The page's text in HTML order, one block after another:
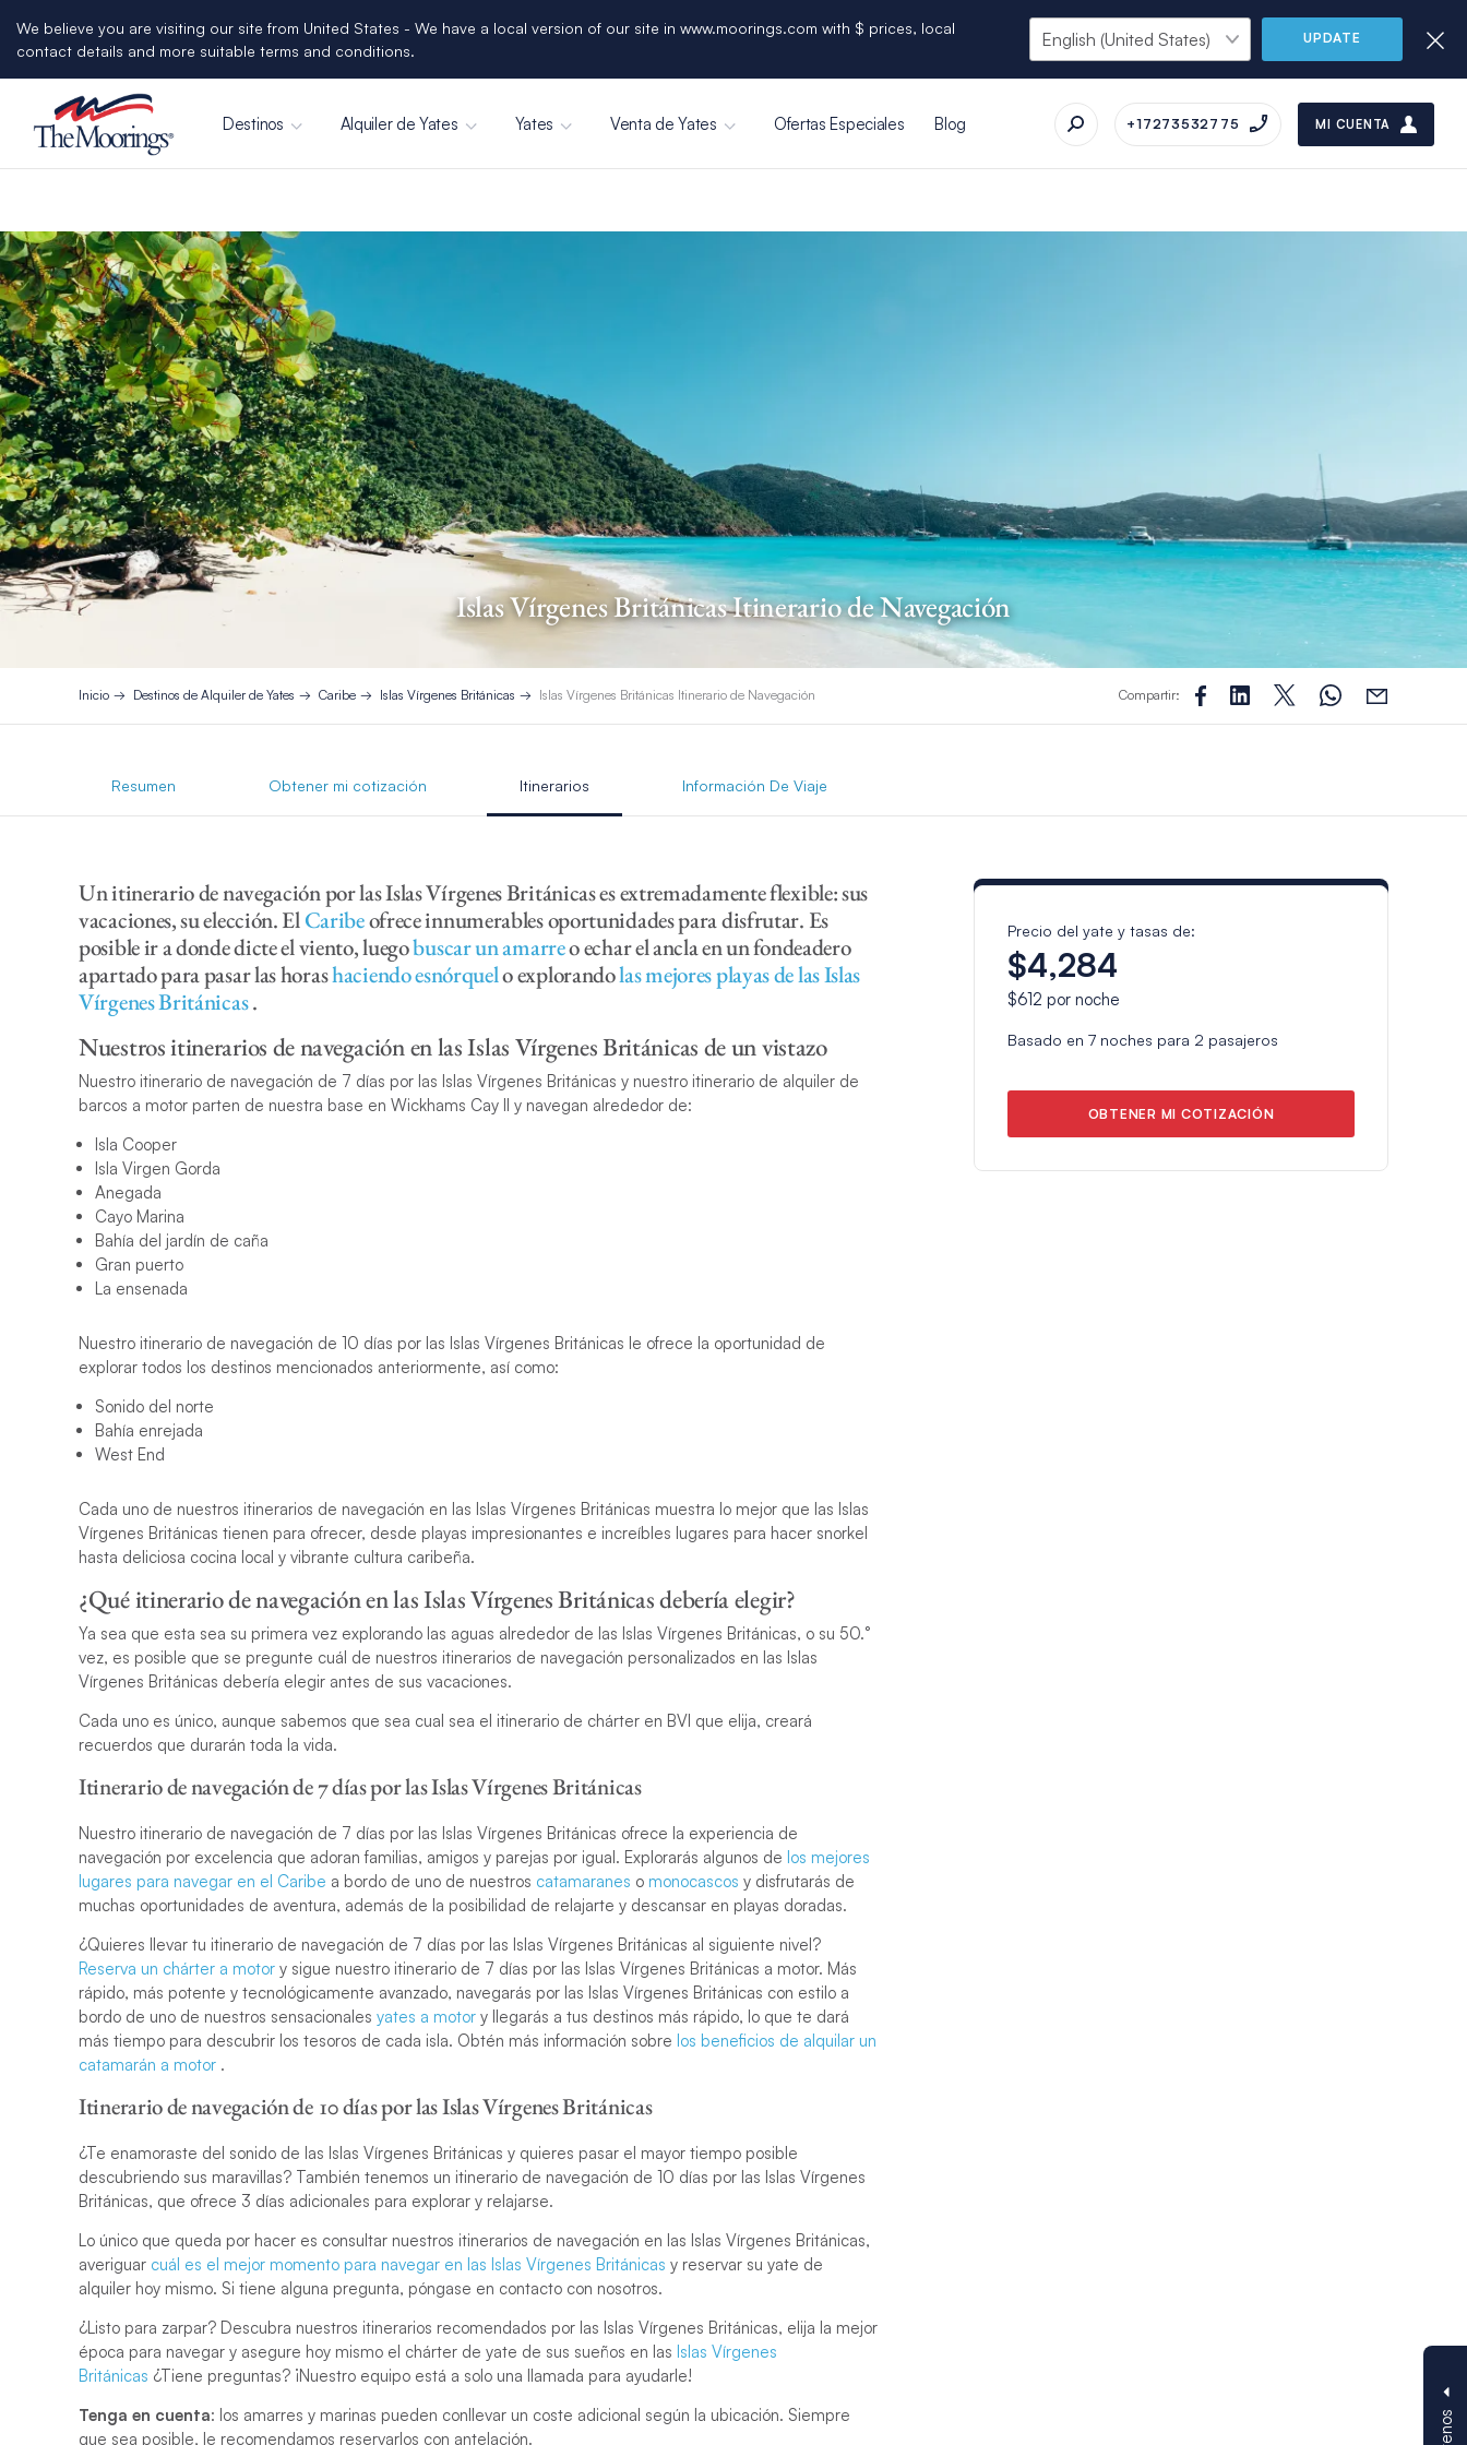
We believe you are visiting our site from United States - We have a local version of our site in www.moorings.com with $ prices, local
contact details and more suitable terms and conditions.
UPDATE
Destinos Alquiler de Yates Yates Venta de Yates Ofertas Especiales Blog +17273532775 MI CUENTA
Islas Vírgenes Británicas Itinerario de Navegación
Inicio Destinos de Alquiler de Yates Caribe Islas Vírgenes Británicas Islas Vírgenes Británicas Itinerario de Navegación Compartir:
Resumen Obtener mi cotización Itinerarios Información De Viaje
Un itinerario de navegación por las Islas Vírgenes Británicas es extremadamente flexible: sus
vacaciones, su elección. ElCaribeofrece innumerables oportunidades para disfrutar. Es
posible ir a donde dicte el viento, luegobuscar un amarreo echar el ancla en un fondeadero
apartado para pasar las horashaciendo esnórquelo explorandolas mejores playas de las Islas
Vírgenes Británicas.
Nuestros itinerarios de navegación en las Islas Vírgenes Británicas de un vistazo
Nuestro itinerario de navegación de 7 días por las Islas Vírgenes Británicas y nuestro itinerario de alquiler de
barcos a motor parten de nuestra base en Wickhams Cay II y navegan alrededor de:
Isla Cooper
Isla Virgen Gorda
Anegada
Cayo Marina
Bahía del jardín de caña
Gran puerto
La ensenada
Nuestro itinerario de navegación de 10 días por las Islas Vírgenes Británicas le ofrece la oportunidad de
explorar todos los destinos mencionados anteriormente, así como:
Sonido del norte
Bahía enrejada
West End
Cada uno de nuestros itinerarios de navegación en las Islas Vírgenes Británicas muestra lo mejor que las Islas
Vírgenes Británicas tienen para ofrecer, desde playas impresionantes e increíbles lugares para hacer snorkel
hasta deliciosa cocina local y vibrante cultura caribeña.
¿Qué itinerario de navegación en las Islas Vírgenes Británicas debería elegir?
Ya sea que esta sea su primera vez explorando las aguas alrededor de las Islas Vírgenes Británicas, o su 50.°
vez, es posible que se pregunte cuál de nuestros itinerarios de navegación personalizados en las Islas
Vírgenes Británicas debería elegir antes de sus vacaciones.
Cada uno es único, aunque sabemos que sea cual sea el itinerario de chárter en BVI que elija, creará
recuerdos que durarán toda la vida.
Itinerario de navegación de 7 días por las Islas Vírgenes Británicas
Nuestro itinerario de navegación de 7 días por las Islas Vírgenes Británicas ofrece la experiencia de
navegación por excelencia que adoran familias, amigos y parejas por igual. Explorarás algunos de los mejores
lugares para navegar en el Caribe a bordo de uno de nuestros catamaranes o monocascos y disfrutarás de
muchas oportunidades de aventura, además de la posibilidad de relajarte y descansar en playas doradas.
¿Quieres llevar tu itinerario de navegación de 7 días por las Islas Vírgenes Británicas al siguiente nivel?
Reserva un chárter a motor y sigue nuestro itinerario de 7 días por las Islas Vírgenes Británicas a motor. Más
rápido, más potente y tecnológicamente avanzado, navegarás por las Islas Vírgenes Británicas con estilo a
bordo de uno de nuestros sensacionales yates a motor y llegarás a tus destinos más rápido, lo que te dará
más tiempo para descubrir los tesoros de cada isla. Obtén más información sobre los beneficios de alquilar un
catamarán a motor .
Itinerario de navegación de 10 días por las Islas Vírgenes Británicas
¿Te enamoraste del sonido de las Islas Vírgenes Británicas y quieres pasar el mayor tiempo posible
descubriendo sus maravillas? También tenemos un itinerario de navegación de 10 días por las Islas Vírgenes
Británicas, que ofrece 3 días adicionales para explorar y relajarse.
Lo único que queda por hacer es consultar nuestros itinerarios de navegación en las Islas Vírgenes Británicas,
averiguar cuál es el mejor momento para navegar en las Islas Vírgenes Británicas y reservar su yate de
alquiler hoy mismo. Si tiene alguna pregunta, póngase en contacto con nosotros.
¿Listo para zarpar? Descubra nuestros itinerarios recomendados por las Islas Vírgenes Británicas, elija la mejor
época para navegar y asegure hoy mismo el chárter de yate de sus sueños en las Islas Vírgenes
Británicas ¿Tiene preguntas? ¡Nuestro equipo está a solo una llamada para ayudarle!
Tenga en cuenta: los amarres y marinas pueden conllevar un coste adicional según la ubicación. Siempre
que sea posible, le recomendamos reservarlos con antelación.
Precio del yate y tasas de:
$4,284
$612 por noche
Basado en 7 noches para 2 pasajeros
OBTENER MI COTIZACIÓN